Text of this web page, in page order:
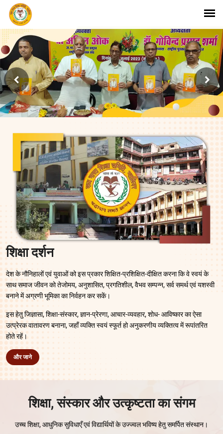
शिक्षा दर्शन
देश के नौनिहालों एवं युवाओं को इस प्रकार शिक्षित-प्रशिक्षित-दीक्षित करना कि वे स्वयं के
साथ समाज जीवन को तेजोमय, अनुशासित, प्रगतिशील, वैभव सम्पन्न, सर्व समर्थ एवं यशस्वी
बनाने में अग्रणी भूमिका का निर्वहन कर सकें।
इस हेतु जिज्ञासा, शिक्षा-संस्कार, ज्ञान-प्रेरणा, आचार-व्यवहार, शोध- आविष्कार का ऐसा
उत्प्रेरक वातावरण बनाना, जहाँ व्यक्ति स्वयं स्फूर्त हो अनुकरणीय व्यक्तित्व में रूपांतरित
होते रहें।
और जाने
शिक्षा, संस्कार और उत्कृष्टता का संगम
उच्च शिक्षा, आधुनिक सुविधाएँ एवं विद्यार्थियों के उज्ज्वल भविष्य हेतु समर्पित संस्थान।